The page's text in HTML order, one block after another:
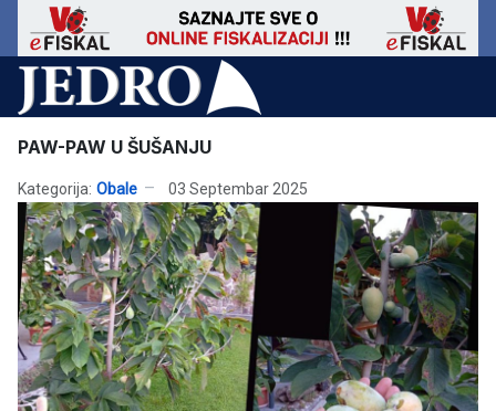
PAW-PAW U ŠUŠANJU
Kategorija: Obale 03 Septembar 2025